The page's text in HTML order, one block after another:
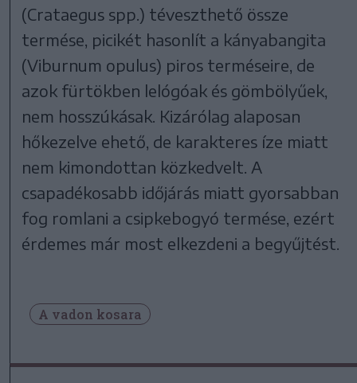
(Crataegus spp.) téveszthető össze
termése, picikét hasonlít a kányabangita
(Viburnum opulus) piros terméseire, de
azok fürtökben lelógóak és gömbölyűek,
nem hosszúkásak. Kizárólag alaposan
hőkezelve ehető, de karakteres íze miatt
nem kimondottan közkedvelt. A
csapadékosabb időjárás miatt gyorsabban
fog romlani a csipkebogyó termése, ezért
érdemes már most elkezdeni a begyűjtést.
A vadon kosara